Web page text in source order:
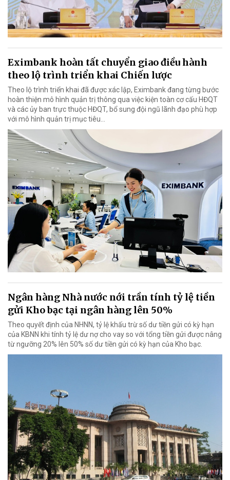
Eximbank hoàn tất chuyển giao điều hành
theo lộ trình triển khai Chiến lược
Theo lộ trình triển khai đã được xác lập, Eximbank đang từng bước
hoàn thiện mô hình quản trị thông qua việc kiện toàn cơ cấu HĐQT
và các ủy ban trực thuộc HĐQT, bổ sung đội ngũ lãnh đạo phù hợp
với mô hình quản trị mục tiêu...
Ngân hàng Nhà nước nới trần tính tỷ lệ tiền
gửi Kho bạc tại ngân hàng lên 50%
Theo quyết định của NHNN, tỷ lệ khấu trừ số dư tiền gửi có kỳ hạn
của KBNN khi tính tỷ lệ dư nợ cho vay so với tổng tiền gửi được nâng
từ ngưỡng 20% lên 50% số dư tiền gửi có kỳ hạn của Kho bạc.